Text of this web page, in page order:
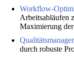
Workflow-
Arbeitsabläufen
Maximierung
durch robuste